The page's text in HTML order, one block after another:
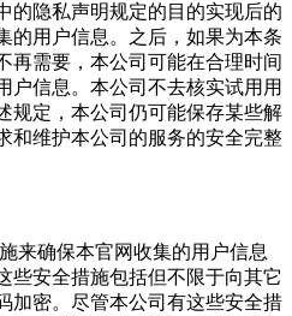
的隐私声明规定的目的实现后的
的用户信息。之后，如果为本条
再需要，本公司可能在合理时间
户信息。本公司不去核实试用用
规定，本公司仍可能保存某些解
和维护本公司的服务的安全完整
来确保本官网收集的用户信息
些安全措施包括但不限于向其它
加密。尽管本公司有这些安全措